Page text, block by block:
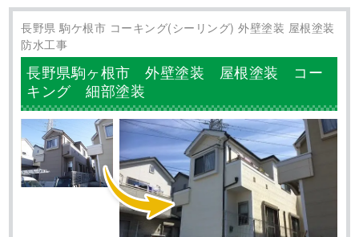
長野県 駒ケ根市 コーキング(シーリング) 外壁塗装 屋根塗装
防水工事
長野県駒ヶ根市 外壁塗装 屋根塗装 コー
キング 細部塗装